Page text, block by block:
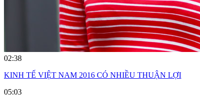
02:38
KINH TẾ VIỆT NAM 2016 CÓ NHIỀU THUẬN LỢI
05:03